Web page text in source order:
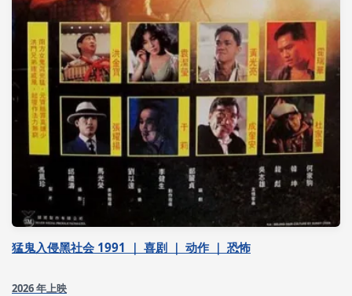
猛鬼入侵黑社会 1991 ｜ 喜剧 ｜ 动作 ｜ 恐怖
2026 年上映